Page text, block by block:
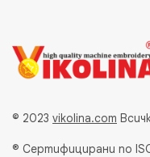
© 2023 vikolina.com
® Сертифицирани по